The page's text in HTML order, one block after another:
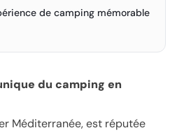
de camping mémorable
du camping en
Méditerranée, est réputée